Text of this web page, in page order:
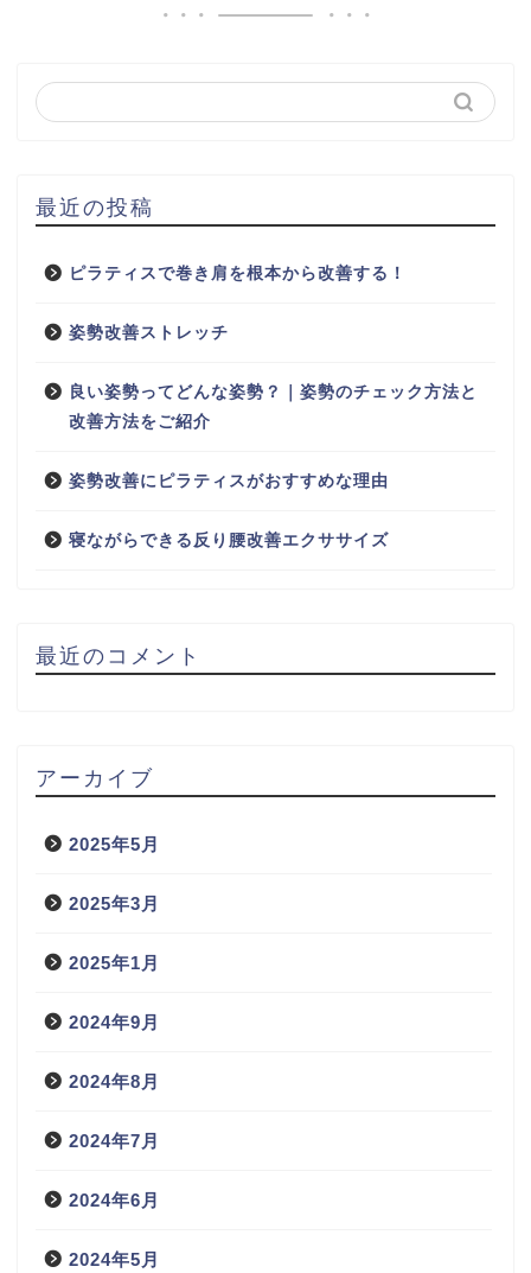
最近の投稿
ピラティスで巻き肩を根本から改善する！
姿勢改善ストレッチ
良い姿勢ってどんな姿勢？｜姿勢のチェック方法と
改善方法をご紹介
姿勢改善にピラティスがおすすめな理由
寝ながらできる反り腰改善エクササイズ
最近のコメント
アーカイブ
2025年5月
2025年3月
2025年1月
2024年9月
2024年8月
2024年7月
2024年6月
2024年5月